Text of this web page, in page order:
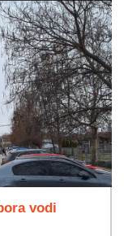
vodi